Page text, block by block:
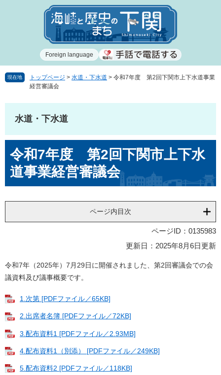
で
ば
Foreign language
現在地 トップページ > 水道・下水道 > 令和7年度 第2回下関市上下水道事業
経営審議会
水道・下水道
文令和7年度 第2回下関市上下水
道事業経営審議会
ページ内目次
ページID：0135983
更新日：2025年8月6日更新
令和7年（2025年）7月29日に開催されました、第2回審議会での会
議資料及び議事概要です。
1.次第 [PDFファイル／65KB]
2.出席者名簿 [PDFファイル／72KB]
3.配布資料1 [PDFファイル／2.93MB]
4.配布資料1（別添） [PDFファイル／249KB]
5.配布資料2 [PDFファイル／118KB]